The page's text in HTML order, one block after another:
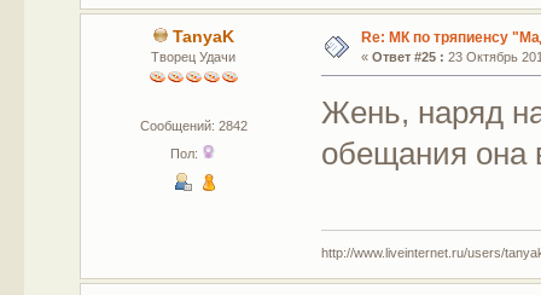
TanyaK
Творец Удачи
Сообщений: 2842
Пол:
Re: МК по тряпиенсу
« Ответ #25 : 23 Октябрь
Жень, наряд
обещания она
http://www.liveinternet.ru/users/